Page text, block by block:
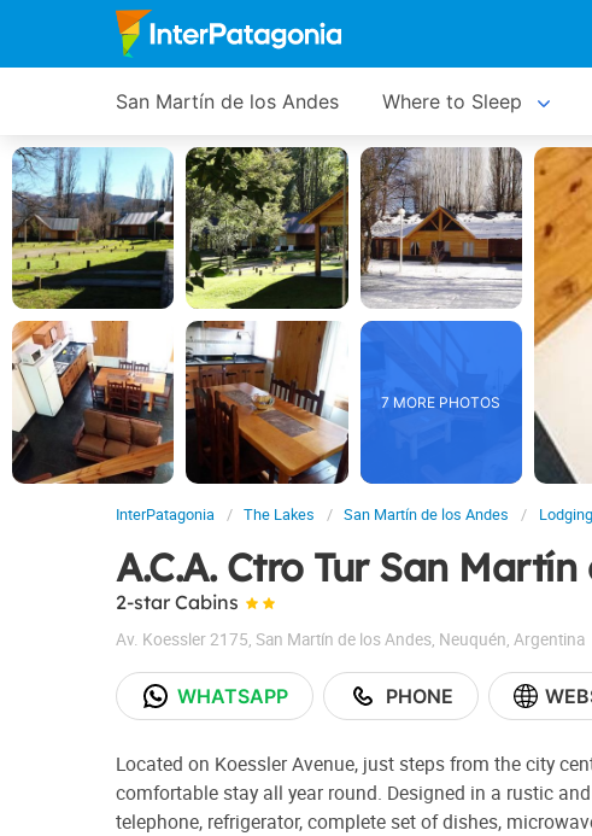
San Martín de los Andes Where to Sleep
7 MORE PHOTOS
InterPatagonia The Lakes San Martín de los Andes Lodging
A.C.A. Ctro Tur San
2-star Cabins
Av. Koessler 2175, San Martín de los Andes, Neuquén, Argentina
WHATSAPP PHONE
Located on Koessler Avenue, just steps from the city
comfortable stay all year round. Designed in a rustic
telephone, refrigerator, complete set of dishes,